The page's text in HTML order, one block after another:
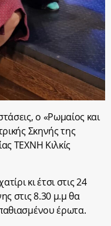
ο «Ρωμαίος και
Σκηνής της
ΤΕΧΝΗ Κιλκίς
κι έτσι στις 24
στις 8.30 μ.μ θα
έρωτα.